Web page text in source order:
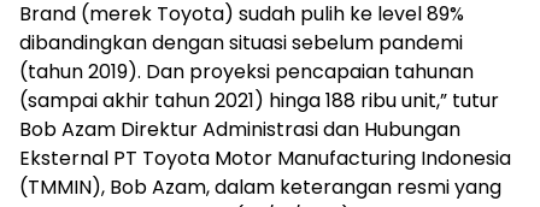
Brand (merek Toyota) sudah pulih ke level 89%
dibandingkan dengan situasi sebelum pandemi
(tahun 2019). Dan proyeksi pencapaian tahunan
(sampai akhir tahun 2021) hinga 188 ribu unit,” tutur
Bob Azam Direktur Administrasi dan Hubungan
Eksternal PT Toyota Motor Manufacturing Indonesia
(TMMIN), Bob Azam, dalam keterangan resmi yang